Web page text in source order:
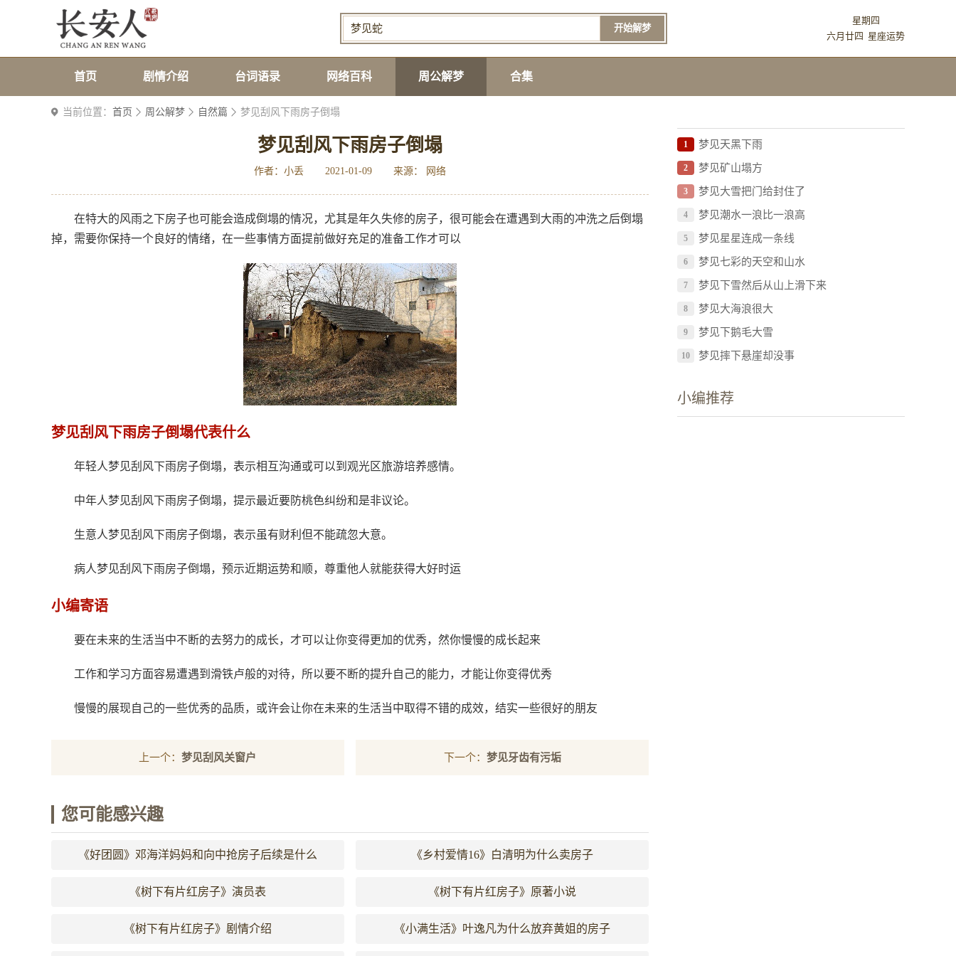
开始解梦
星期四
六月廿四 星座运势
首页 剧情介绍 台词语录 网络百科 周公解梦 合集
当前位置： 首页 周公解梦 自然篇 梦见刮风下雨房子倒塌
梦见刮风下雨房子倒塌
作者：小丢 2021-01-09 来源： 网络
在特大的风雨之下房子也可能会造成倒塌的情况，尤其是年久失修的房子，很可能会在遭遇到大雨的冲洗之后倒塌
掉，需要你保持一个良好的情绪，在一些事情方面提前做好充足的准备工作才可以
梦见刮风下雨房子倒塌代表什么
年轻人梦见刮风下雨房子倒塌，表示相互沟通或可以到观光区旅游培养感情。
中年人梦见刮风下雨房子倒塌，提示最近要防桃色纠纷和是非议论。
生意人梦见刮风下雨房子倒塌，表示虽有财利但不能疏忽大意。
病人梦见刮风下雨房子倒塌，预示近期运势和顺，尊重他人就能获得大好时运
小编寄语
要在未来的生活当中不断的去努力的成长，才可以让你变得更加的优秀，然你慢慢的成长起来
工作和学习方面容易遭遇到滑铁卢般的对待，所以要不断的提升自己的能力，才能让你变得优秀
慢慢的展现自己的一些优秀的品质，或许会让你在未来的生活当中取得不错的成效，结实一些很好的朋友
上一个：梦见刮风关窗户 下一个： 梦见牙齿有污垢
您可能感兴趣
《好团圆》邓海洋妈妈和向中抢房子后续是什么 《乡村爱情16》白清明为什么卖房子
《树下有片红房子》演员表 《树下有片红房子》原著小说
《树下有片红房子》剧情介绍 《小满生活》叶逸凡为什么放弃黄姐的房子
1 梦见天黑下雨
2 梦见矿山塌方
3 梦见大雪把门给封住了
4 梦见潮水一浪比一浪高
5 梦见星星连成一条线
6 梦见七彩的天空和山水
7 梦见下雪然后从山上滑下来
8 梦见大海浪很大
9 梦见下鹅毛大雪
10 梦见摔下悬崖却没事
小编推荐